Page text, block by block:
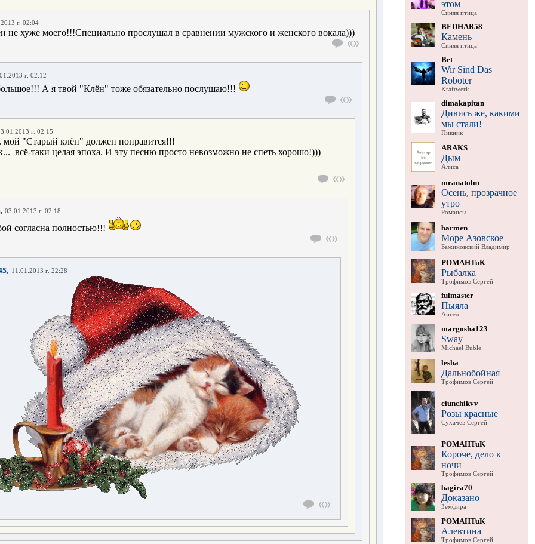
г. 02:04
не хуже моего!!!Специально прослушал в сравнении мужского и женского вокала)))
г. 02:12
А я твой "Клён" тоже обязательно послушаю!!!
г. 02:15
мой "Старый клён" должен понравится!!!
всё-таки целая эпоха. И эту песню просто невозможно не спеть хорошо!)))
, 03.01.2013 г. 02:18
согласна полностью!!!
, 11.01.2013 г. 22:28
этом
Синяя птица
BEDHAR58
Камень
Синяя птица
Bet
Wir Sind Das
Roboter
Kraftwerk
dimakapitan
Дивись же, какими
мы стали!
Пикник
ARAKS
Дым
Алиса
mranatolm
Осень, прозрачное
утро
Романсы
barmen
Море Азовское
Бажиновский Владимир
POMAHTuK
Рыбалка
Трофимов Сергей
fulmaster
Пыяла
Аигел
margosha123
Sway
Michael Buble
lesha
Дальнобойная
Трофимов Сергей
ciunchikvv
Розы красные
Сухачев Сергей
POMAHTuK
Короче, дело к
ночи
Трофимов Сергей
bagira70
Доказано
Земфира
POMAHTuK
Алевтина
Трофимов Сергей